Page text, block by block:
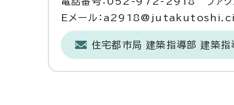
Eメール：
住宅都市局 建築指導部 建築